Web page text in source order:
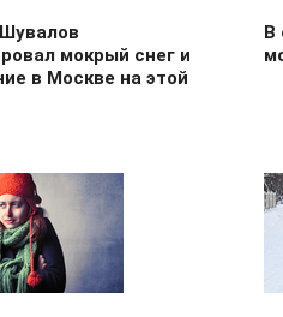
мокрый снег и
в Москве на этой
В